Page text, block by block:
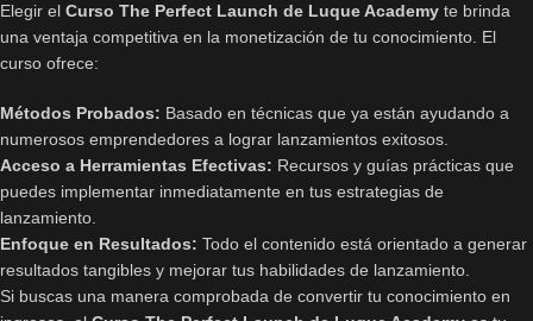
Elegir el Curso The Perfect Launch de Luque Academy te brinda
una ventaja competitiva en la monetización de tu conocimiento. El
curso ofrece:
Métodos Probados: Basado en técnicas que ya están ayudando a
numerosos emprendedores a lograr lanzamientos exitosos.
Acceso a Herramientas Efectivas: Recursos y guías prácticas que
puedes implementar inmediatamente en tus estrategias de
lanzamiento.
Enfoque en Resultados: Todo el contenido está orientado a generar
resultados tangibles y mejorar tus habilidades de lanzamiento.
Si buscas una manera comprobada de convertir tu conocimiento en